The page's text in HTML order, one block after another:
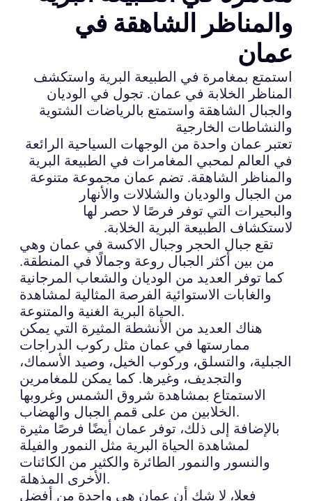
والمناظر الشاهقة في
عمان
استمتع بمغامرة في الطبيعة البرية واستكشف
المناظر الخلابة في عمان. تجول في الوديان
والجبال الشاهقة واستمتع بالرياضات الشتوية
والنشاطات الخارجية
تعتبر عمان واحدة من الوجهات السياحية الرائعة
في العالم لمحبي المغامرات في الطبيعة البرية
والمناظر الشاهقة. تضم عمان مجموعة متنوعة
من الجبال والوديان والشلالات والأنهار
والبحيرات التي توفر فرصًا لا حصر لها
لاستكشاف الطبيعة البرية الخلابة.
تقع جبال الحجر وجبال الاكسة في عمان وهي
من بين أكثر الجبال روعة وجمالًا في المنطقة.
كما توفر العديد من الوديان والشعاب المرجانية
والغابات الاستوائية الفرصة المثالية لمشاهدة
الحياة البرية الغنية والمتنوعة.
هناك العديد من الأنشطة المثيرة التي يمكن
ممارستها في عمان مثل ركوب الدراجات
الجبلية، والتسلق، وركوب الخيل، وصيد الأسماك،
والتجديف، وغيرها. كما يمكن للمغامرين
الاستمتاع بمشاهدة شروق الشمس وغروبها
الخلابين من على قمم الجبال والهضاب.
بالإضافة إلى ذلك، توفر عمان أيضًا فرصًا مثيرة
لمشاهدة الحياة البرية مثل النمور والفيلة
والنسور والنمور الطائرة والكثير من الكائنات
الأخرى المذهلة.
فعلا، لا شك أن عمان هي واحدة من أفضل